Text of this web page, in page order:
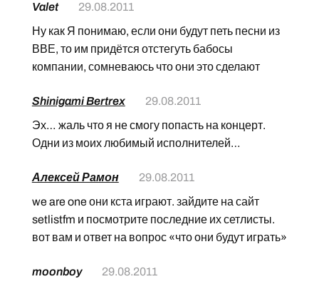
Valet
29.08.2011
Ну как Я понимаю, если они будут петь песни из
ВВЕ, то им придётся отстегуть бабосы
компании, сомневаюсь что они это сделают
Shinigami Bertrex
29.08.2011
Эх… жаль что я не смогу попасть на концерт.
Одни из моих любимый исполнителей…
Алексей Рамон
29.08.2011
we are one они кста играют. зайдите на сайт
setlistfm и посмотрите последние их сетлисты.
вот вам и ответ на вопрос «что они будут играть»
moonboy
29.08.2011